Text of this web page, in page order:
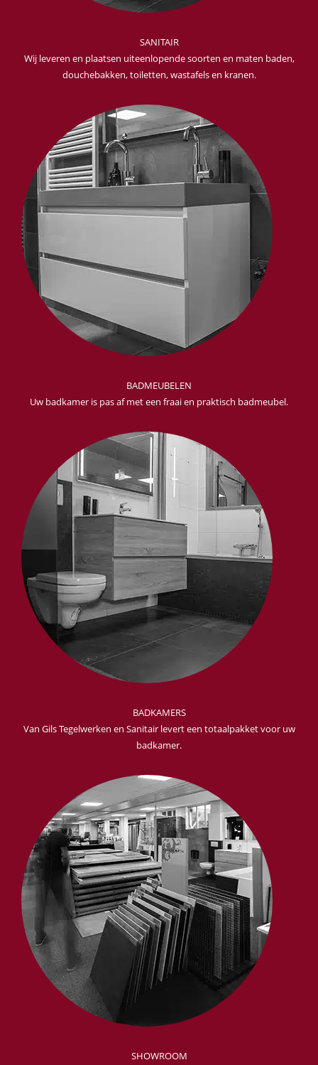
SANITAIR
Wij leveren en plaatsen uiteenlopende soorten en maten baden,
douchebakken, toiletten, wastafels en kranen.
BADMEUBELEN
Uw badkamer is pas af met een fraai en praktisch badmeubel.
BADKAMERS
Van Gils Tegelwerken en Sanitair levert een totaalpakket voor uw
badkamer.
SHOWROOM